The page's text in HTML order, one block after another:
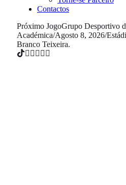
Contactos
Próximo JogoGrupo Desportivo
Académica/Agosto 8, 2026/
Branco Teixeira.